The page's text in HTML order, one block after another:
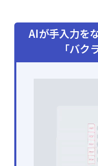
AIが手入力を
「バク